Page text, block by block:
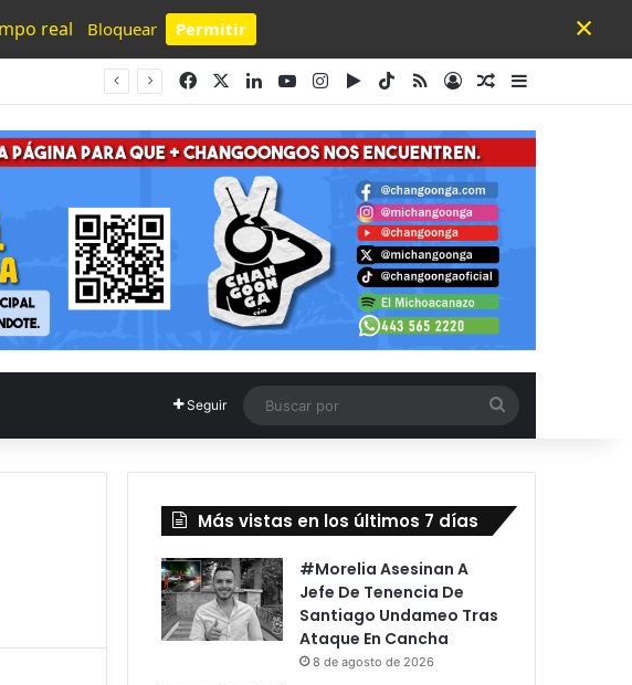
real Bloquear Permitir
Powered by SendPulse
×
FacebookLinkedInYouTubeInstagram
Google Play
TikTok
RSS AccesoPublicación al
Seguir
por
Más vistas en los últimos 7 días
#Morelia Asesinan A
Jefe De Tenencia De
Santiago Undameo Tras
Ataque En Cancha
8 de agosto de 2026